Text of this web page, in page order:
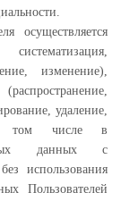
осуществляется
изменение),
удаление,
в том числе в
данных с
использования
Пользователей